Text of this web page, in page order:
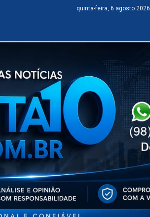
quinta-feira, 6 agosto 2026